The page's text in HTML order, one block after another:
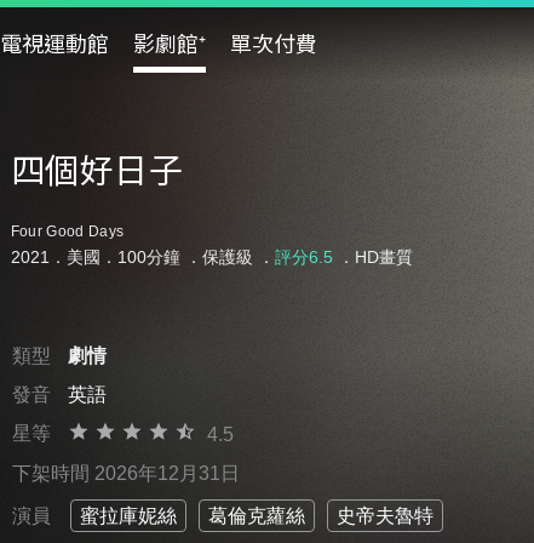
電視運動館 影劇館⁺ 單次付費
四個好日子
Four Good Days
2021．美國．100分鐘 ． 保護級 ． 評分6.5 ．HD畫質
類型
劇情
發音
英語
星等
4.5
下架時間 2026年12月31日
演員 蜜拉庫妮絲 葛倫克蘿絲 史帝夫魯特